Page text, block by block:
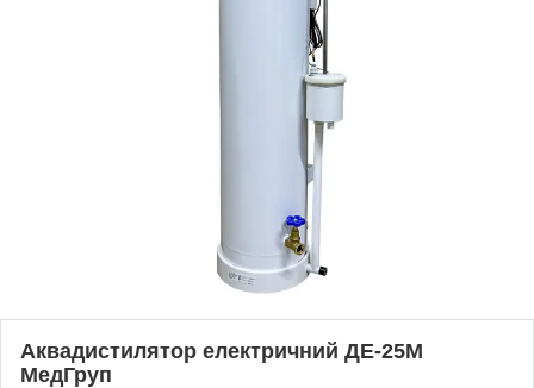
Аквадистилятор електричний ДЕ-25М
МедГруп